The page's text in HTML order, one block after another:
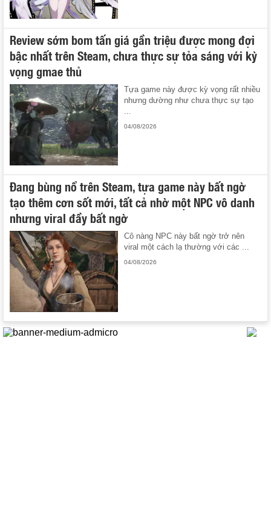
Review sớm bom tấn giá gần triệu được mong đợi
bậc nhất trên Steam, chưa thực sự tỏa sáng với kỳ
vọng gmae thủ
Tựa game này được kỳ vọng rất nhiều
nhưng dường như chưa thực sự tạo
04/08/2026
Đang bùng nổ trên Steam, tựa game này bất ngờ
tạo thêm cơn sốt mới, tất cả nhờ một NPC vô danh
nhưng viral đầy bất ngờ
Cô nàng NPC này bất ngờ trở nên
viral một cách lạ thường với các ...
04/08/2026